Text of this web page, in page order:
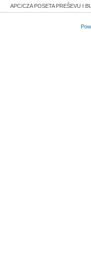
APC/CZA POSETA PREŠEVU I